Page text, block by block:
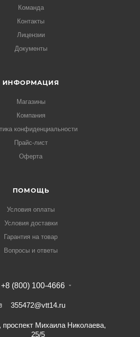
Команда
Контакты
Лицензии
Документы
ИНФОРМАЦИЯ
Магазины
Компания
конфиденциальности
Прайс-лист
Оферта
ПОМОЩЬ
Условия оплаты
Условия доставки
Гарантия на товар
Вопросы и ответы
+8 (800) 100-4666
355472@vtt14.ru
проспект Михаила Николаева,
25/5